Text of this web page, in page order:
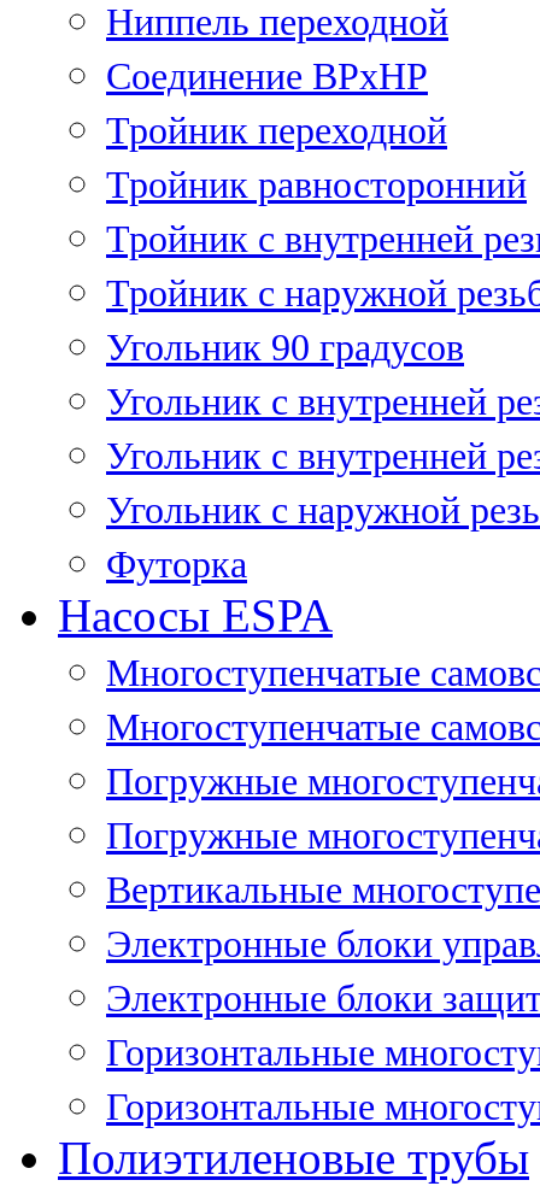
Ниппель переходной
Соединение ВРхНР
Тройник переходной
Тройник равносторонний
Тройник с внутренней
Тройник с наружной
Угольник 90 градусов
Угольник c внутренней
Угольник с внутренней
Угольник с наружной
Футорка
Насосы ESPA
Многоступенчатые
Многоступенчатые
Погружные
Погружные
Вертикальные
Электронные блоки
Электронные блоки
Горизонтальные
Горизонтальные
Полиэтиленовые трубы